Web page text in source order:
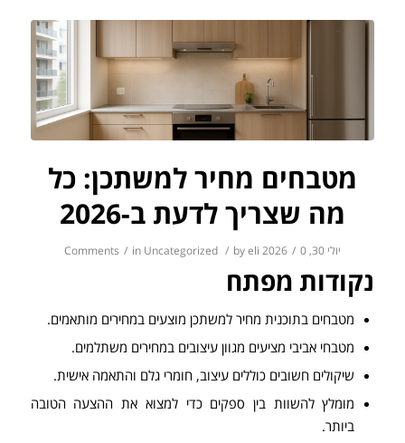
מטבחים מחיר למשתכן: כל
מה שצריך לדעת ב-2026
יולי 30, 2026 / 0 Comments
/ in Uncategorized / by eli
נקודות מפתח
מטבחים בתוכנית מחיר למשתכן מוצעים במחירים מותאמים.
מטבחי אביבי מציעים מגוון עיצובים במחירים משתלמים.
שיקולים חשובים כוללים עיצוב, חומרי גלם והתאמה אישית.
מומלץ להשוות בין ספקים כדי למצוא את ההצעה הטובה
ביותר.